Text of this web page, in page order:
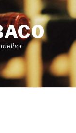
melhor